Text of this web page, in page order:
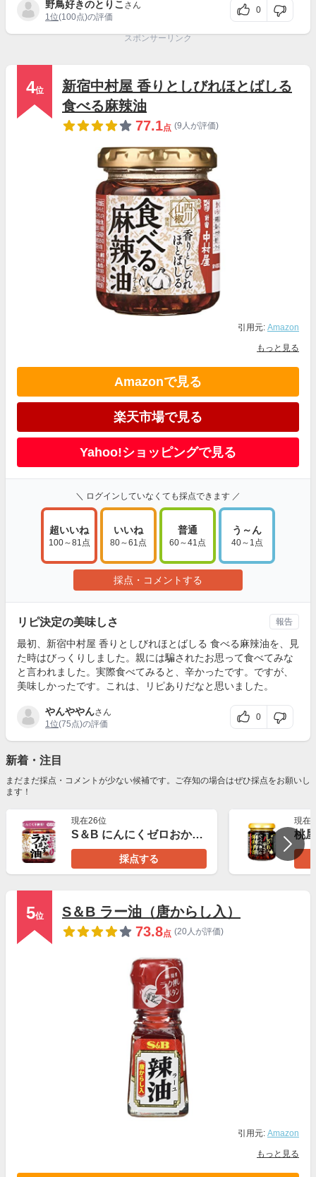
野鳥好きのとりこ さん
1位(100点)の評価
0
スポンサーリンク
4位
新宿中村屋 香りとしびれほとばしる
食べる麻辣油
77.1点 (9人が評価)
引用元: Amazon
もっと見る
Amazonで見る
楽天市場で見る
Yahoo!ショッピングで見る
＼ ログインしていなくても採点できます ／
超いいね
100～81点
いいね
80～61点
普通
60～41点
う～ん
40～1点
採点・コメントする
リピ決定の美味しさ
最初、新宿中村屋 香りとしびれほとばしる 食べる麻辣油を、見
た時はびっくりしました。親には騙されたお思って食べてみな
と言われました。実際食べてみると、辛かったです。ですが、
美味しかったです。これは、リピありだなと思いました。
やんややんさん
1位(75点)の評価
0
報告
新着・注目
まだまだ採点・コメントが少ない候補です。ご存知の場合はぜひ採点をお願いし
ます！
現在26位
S＆B にんにくゼロおかずラー油
採点する
現在
5位
S＆B ラー油（唐からし入）
73.8点 (20人が評価)
引用元: Amazon
もっと見る